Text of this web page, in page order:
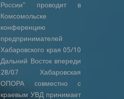
России" проводит в
Комсомольске
конференцию
предпринимателей
Хабаровского края 05/10
Дальний Восток впереди
28/07 Хабаровская
ОПОРА совместно с
краевым УВД принимает